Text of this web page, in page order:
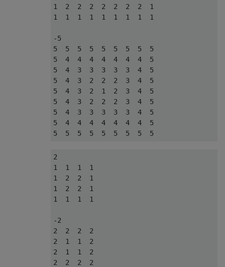
1  2  2  2  2  2  2  2  1
1  1  1  1  1  1  1  1  1
-5
5  5  5  5  5  5  5  5  5
5  4  4  4  4  4  4  4  5
5  4  3  3  3  3  3  4  5
5  4  3  2  2  2  3  4  5
5  4  3  2  1  2  3  4  5
5  4  3  2  2  2  3  4  5
5  4  3  3  3  3  3  4  5
5  4  4  4  4  4  4  4  5
2
1  1  1  1
1  2  2  1
1  2  2  1
1  1  1  1
-2
2  2  2  2
2  1  1  2
2  1  1  2
2  2  2  2